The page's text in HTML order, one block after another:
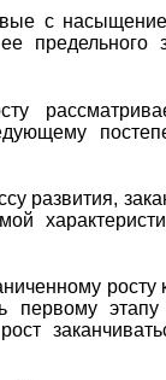
с
предельного
развития,
первому